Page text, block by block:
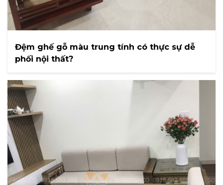
Đệm ghế gỗ màu trung tính có thực sự dễ
phối nội thất?